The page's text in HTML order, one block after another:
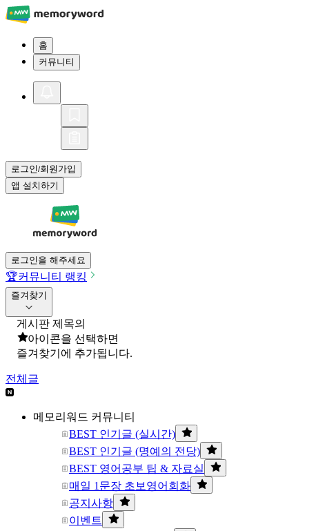
홈
커뮤니티
로그인/회원가입
앱 설치하기
로그인을 해주세요
🏆커뮤니티 랭킹
즐겨찾기
게시판 제목의
아이콘을 선택하면
즐겨찾기에 추가됩니다.
전체글
메모리워드 커뮤니티
BEST 인기글 (실시간)
BEST 인기글 (명예의 전당)
BEST 영어공부 팁 & 자료실
매일 1문장 초보영어회화
공지사항
이벤트